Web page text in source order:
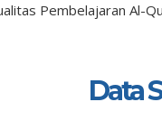
Pembelajaran Al-
Data